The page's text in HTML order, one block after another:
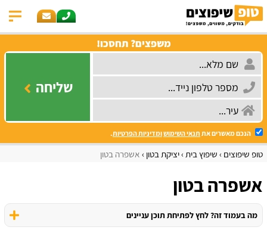
משפצים? תחסכו!
שליחה
הנכם מאשרים את תנאי השימושומדיניות הפרטיות.
טופ שיפוצים שיפוץ בית יציקת בטון אשפרה בטון
אשפרה בטון
מה בעמוד זה? לחץ לפתיחת תוכן עניינים